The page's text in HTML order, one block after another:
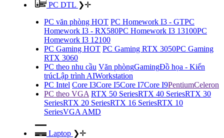
PC DTL ❯✛
PC văn phòng HOT PC Homework I3 - GTPC
Homework I3 - RX580PC Homework I3 13100PC
Homework I3 12100
PC Gaming HOT PC Gaming RTX 3050PC Gaming
RTX 3060
PC theo nhu cầu Văn phòngGamingĐồ họa - Kiến
trúcLập trình AIWorkstation
PC Intel Core I3Core I5Core I7Core I9PentiumCeleron
PC theo VGA RTX 50 SeriesRTX 40 SeriesRTX 30
SeriesRTX 20 SeriesRTX 16 SeriesRTX 10
SeriesVGA AMD
Laptop ❯✛